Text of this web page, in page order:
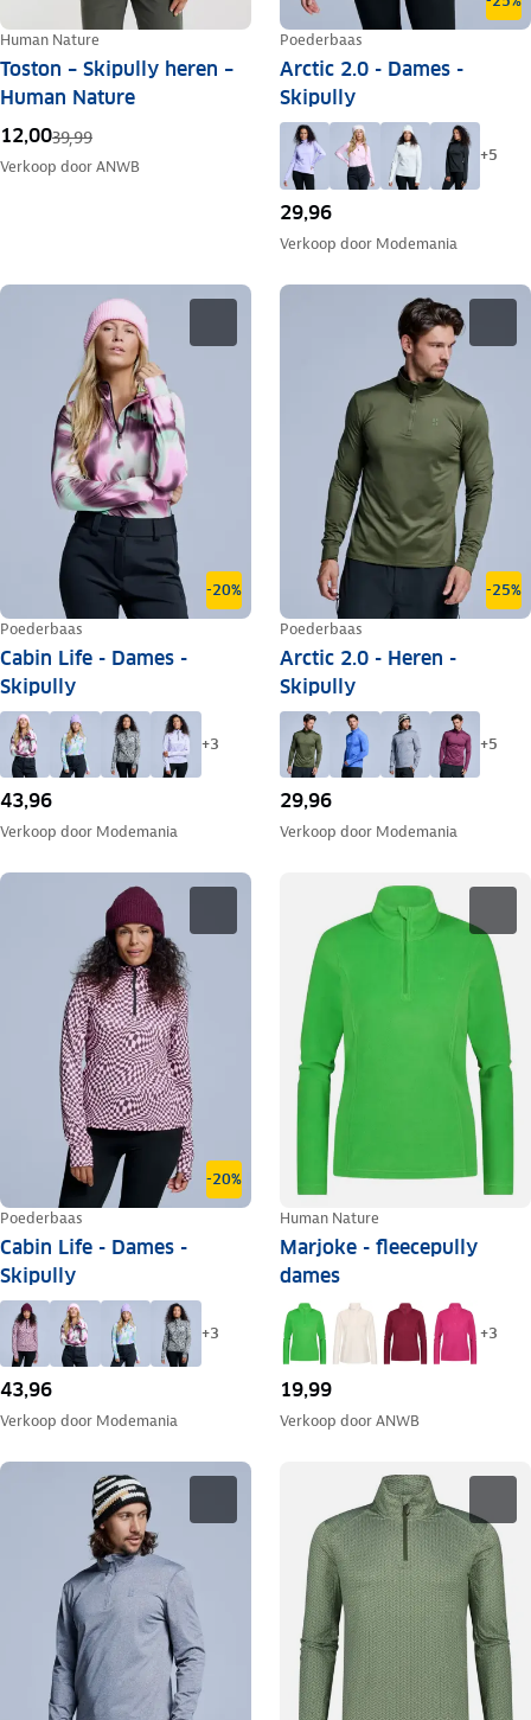
Human Nature
Toston – Skipully heren –
Human Nature
12,0039,99
Verkoop doorANWB
Poederbaas
Arctic 2.0 - Dames -
Skipully
+5
29,96
Verkoop door Modemania
-20%
Poederbaas
Cabin Life - Dames -
Skipully
+3
43,96
Verkoop door Modemania
-25%
Poederbaas
Arctic 2.0 - Heren -
Skipully
+5
29,96
Verkoop door Modemania
-20%
Poederbaas
Cabin Life - Dames -
Skipully
+3
43,96
Verkoop door Modemania
Human Nature
Marjoke - fleecepully
dames
+3
19,99
Verkoop doorANWB